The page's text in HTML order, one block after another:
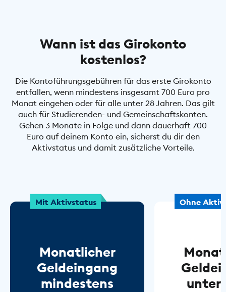
Wann ist das Girokonto
kostenlos?
Die Kontoführungsgebühren für das erste Girokonto
entfallen, wenn mindestens insgesamt 700 Euro pro
Monat eingehen oder für alle unter 28 Jahren. Das gilt
auch für Studierenden- und Gemeinschaftskonten.
Gehen 3 Monate in Folge und dann dauerhaft 700
Euro auf deinem Konto ein, sicherst du dir den
Aktivstatus und damit zusätzliche Vorteile.
Mit Aktivstatus
Monatlicher
Geldeingang
mindestens
Ohne
unter